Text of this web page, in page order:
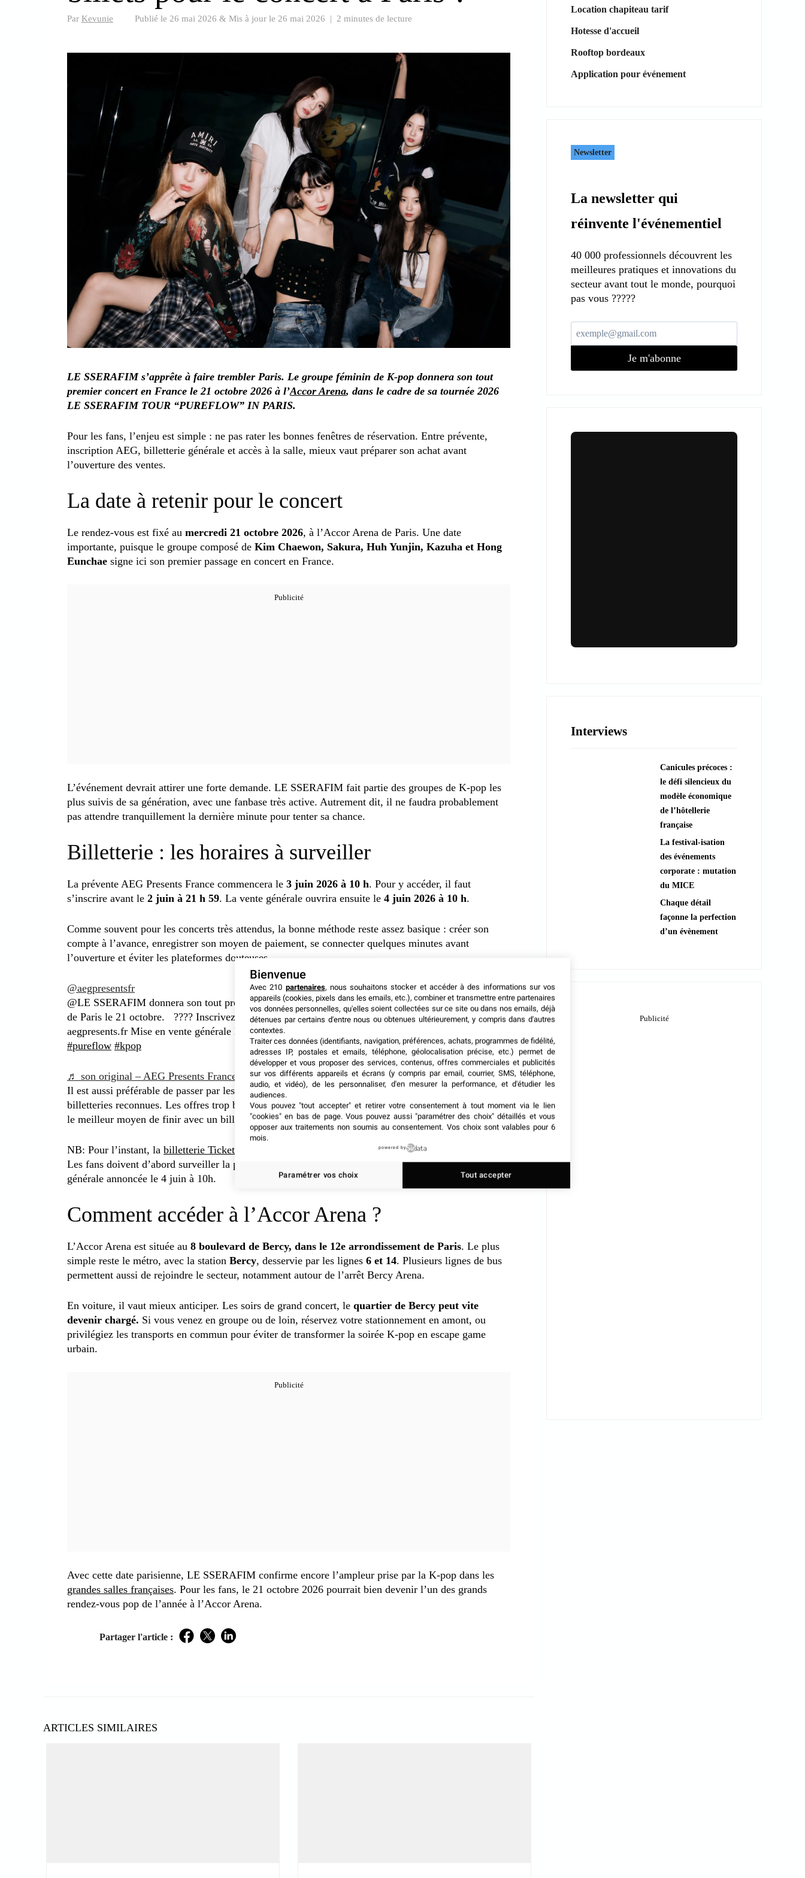
Par Kevunie Publié le 26 mai 2026 & Mis à jour le 26 mai 2026 | 2 minutes de lecture
LE SSERAFIM s’apprête à faire trembler Paris. Le groupe féminin de K-pop donnera son tout
premier concert en France le 21 octobre 2026 à l’Accor Arena, dans le cadre de sa tournée 2026
LE SSERAFIM TOUR “PUREFLOW” IN PARIS.
Pour les fans, l’enjeu est simple : ne pas rater les bonnes fenêtres de réservation. Entre prévente,
inscription AEG, billetterie générale et accès à la salle, mieux vaut préparer son achat avant
l’ouverture des ventes.
La date à retenir pour le concert
Le rendez-vous est fixé au mercredi 21 octobre 2026, à l’Accor Arena de Paris. Une date
importante, puisque le groupe composé de Kim Chaewon, Sakura, Huh Yunjin, Kazuha et Hong
Eunchae signe ici son premier passage en concert en France.
L’événement devrait attirer une forte demande. LE SSERAFIM fait partie des groupes de K-pop les
plus suivis de sa génération, avec une fanbase très active. Autrement dit, il ne faudra probablement
pas attendre tranquillement la dernière minute pour tenter sa chance.
Billetterie : les horaires à surveiller
La prévente AEG Presents France commencera le 3 juin 2026 à 10 h. Pour y accéder, il faut
s’inscrire avant le 2 juin à 21 h 59. La vente générale ouvrira ensuite le 4 juin 2026 à 10 h.
Comme souvent pour les concerts très attendus, la bonne méthode reste assez basique : créer son
compte à l’avance, enregistrer son moyen de paiement, se connecter quelques minutes avant
l’ouverture et éviter les plateformes douteuses.
@aegpresentsfr
@LE SSERAFIM donnera son tout premier concert en France à l’@Accor Arena
de Paris le 21 octobre. ????️ Inscrivez-vous à la prévente AEG du 3 juin à 10h sur
aegpresents.fr Mise en vente générale le 4 juin à 10h sur aegpresents.fr
#pureflow #kpop
♬ son original – AEG Presents France
Il est aussi préférable de passer par les canaux officiels : Accor Arena, AEG Presents France ou les
billetteries reconnues. Les offres trop belles pour être vraies, surtout sur les réseaux sociaux, restent
le meilleur moyen de finir avec un billet invalide. Super ambiance.
NB: Pour l’instant, la billetterie Ticketmaster
ne semble pas encore ouverte pour la date parisienne.
Les fans doivent d’abord surveiller la prévente AEG, prévue le 3 juin à 10h, avant l’ouverture
générale annoncée le 4 juin à 10h.
Comment accéder à l’Accor Arena ?
L’Accor Arena est située au 8 boulevard de Bercy, dans le 12e arrondissement de Paris. Le plus
simple reste le métro, avec la station Bercy, desservie par les lignes 6 et 14. Plusieurs lignes de bus
permettent aussi de rejoindre le secteur, notamment autour de l’arrêt Bercy Arena.
En voiture, il vaut mieux anticiper. Les soirs de grand concert, le quartier de Bercy peut vite
devenir chargé. Si vous venez en groupe ou de loin, réservez votre stationnement en amont, ou
privilégiez les transports en commun pour éviter de transformer la soirée K-pop en escape game
urbain.
Avec cette date parisienne, LE SSERAFIM confirme encore l’ampleur prise par la K-pop dans les
grandes salles françaises. Pour les fans, le 21 octobre 2026 pourrait bien devenir l’un des grands
rendez-vous pop de l’année à l’Accor Arena.
Partager l'article : Facebook
TwitterLinkedIn
ARTICLES SIMILAIRES
Location chapiteau tarif
Hotesse d'accueil
Rooftop bordeaux
Application pour événement
Newsletter
La newsletter qui
réinvente l'événementiel
40 000 professionnels découvrent les
meilleures pratiques et innovations du
secteur avant tout le monde, pourquoi
pas vous ?????
Je m'abonne
???? Explorer les animations
Interviews
Canicules précoces :
le défi silencieux du
modèle économique
de l’hôtellerie
française
La festival-isation
des événements
corporate : mutation
du MICE
Chaque détail
façonne la perfection
d’un évènement
Bienvenue
Avec 210 partenaires, nous souhaitons stocker et accéder à des informations sur vos
appareils (cookies, pixels dans les emails, etc.), combiner et transmettre entre partenaires
vos données personnelles, qu'elles soient collectées sur ce site ou dans nos emails, déjà
détenues par certains d'entre nous ou obtenues ultérieurement, y compris dans d'autres
contextes.
Traiter ces données (identifiants, navigation, préférences, achats, programmes de fidélité,
adresses IP, postales et emails, téléphone, géolocalisation précise, etc.) permet de
développer et vous proposer des services, contenus, offres commerciales et publicités
sur vos différents appareils et écrans (y compris par email, courrier, SMS, téléphone,
audio, et vidéo), de les personnaliser, d'en mesurer la performance, et d'étudier les
audiences.
Vous pouvez "tout accepter" et retirer votre consentement à tout moment via le lien
"cookies" en bas de page. Vous pouvez aussi "paramétrer des choix" détaillés et vous
opposer aux traitements non soumis au consentement. Vos choix sont valables pour 6
mois.
powered by
Paramétrer vos choix Tout accepter